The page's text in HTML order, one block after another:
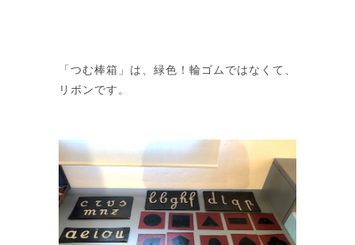
「つむ棒箱」は、緑色！輪ゴムではなくて、
リボンです。